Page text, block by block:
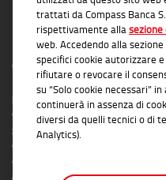
INFORMAZIONI TRASPARENTI
Compass Banca S.p.A., Banca del
Mediobanca: 10536040966 - Tutti i
pubblicitario con finalità
documenti informativi disponibili
gli Agenti in attività finanziaria
credito convenzionati in esclusiva con
delle Agenzie autorizzate è disponibile
approvazione della richiesta da parte
trattati da Compass Banca
rispettivamente allasezione
web. Accedendo alla
specifici cookie autorizzare
rifiutare o revocare il
su “Solo cookie necessari”
continuerà in assenza di
diversi da quelli tecnici o di
Analytics).